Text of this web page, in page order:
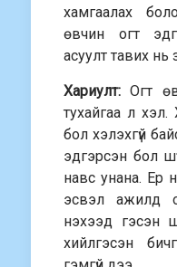
хамгаалах
өвчин огт
асуулт тавих нь
Хариулт:Огт
тухайгаа л хэл.
бол хэлэхгүй
эдгэрсэн бол
навс унана. Ер
эсвэл ажилд
нэхээд гэсэн
хийлгэсэн